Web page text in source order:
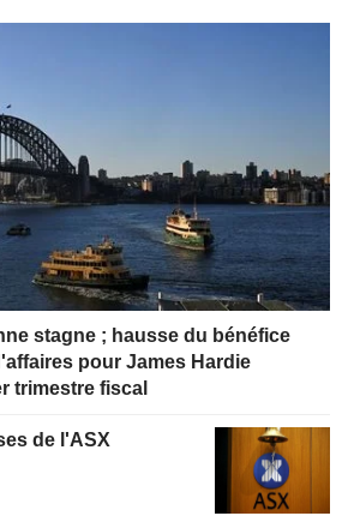
stagne ; hausse du bénéfice
pour James Hardie
trimestre fiscal
de l'ASX